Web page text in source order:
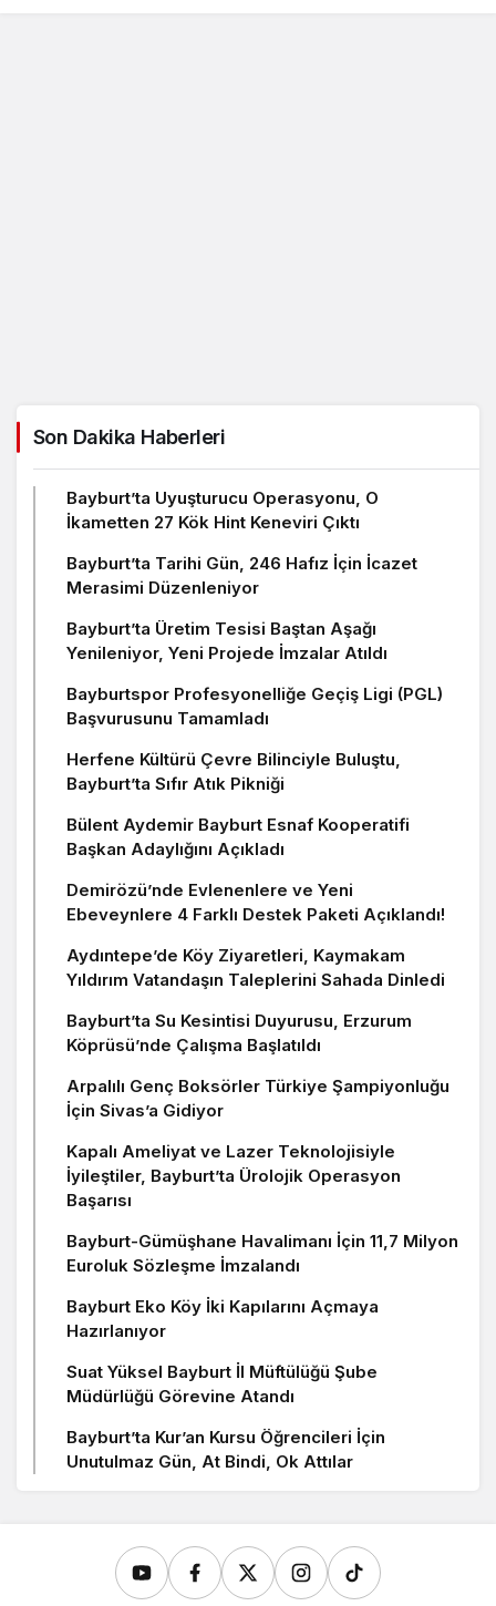
Son Dakika Haberleri
Bayburt’ta Uyuşturucu Operasyonu, O
İkametten 27 Kök Hint Keneviri Çıktı
Bayburt’ta Tarihi Gün, 246 Hafız İçin İcazet
Merasimi Düzenleniyor
Bayburt’ta Üretim Tesisi Baştan Aşağı
Yenileniyor, Yeni Projede İmzalar Atıldı
Bayburtspor Profesyonelliğe Geçiş Ligi (PGL)
Başvurusunu Tamamladı
Herfene Kültürü Çevre Bilinciyle Buluştu,
Bayburt’ta Sıfır Atık Pikniği
Bülent Aydemir Bayburt Esnaf Kooperatifi
Başkan Adaylığını Açıkladı
Demirözü’nde Evlenenlere ve Yeni
Ebeveynlere 4 Farklı Destek Paketi Açıklandı!
Aydıntepe’de Köy Ziyaretleri, Kaymakam
Yıldırım Vatandaşın Taleplerini Sahada Dinledi
Bayburt’ta Su Kesintisi Duyurusu, Erzurum
Köprüsü’nde Çalışma Başlatıldı
Arpalılı Genç Boksörler Türkiye Şampiyonluğu
İçin Sivas’a Gidiyor
Kapalı Ameliyat ve Lazer Teknolojisiyle
İyileştiler, Bayburt’ta Ürolojik Operasyon
Başarısı
Bayburt-Gümüşhane Havalimanı İçin 11,7 Milyon
Euroluk Sözleşme İmzalandı
Bayburt Eko Köy İki Kapılarını Açmaya
Hazırlanıyor
Suat Yüksel Bayburt İl Müftülüğü Şube
Müdürlüğü Görevine Atandı
Bayburt’ta Kur’an Kursu Öğrencileri İçin
Unutulmaz Gün, At Bindi, Ok Attılar